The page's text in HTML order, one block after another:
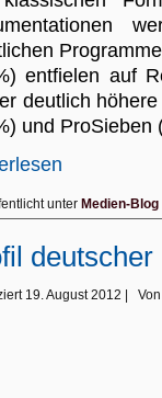
entfielen auf
deutlich
und ProSieben
unter Medien-Blog
19. August 2012 Von